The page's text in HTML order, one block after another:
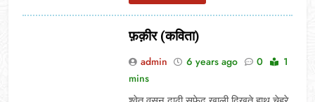
फ़क़ीर (कविता)
admin 6 years ago 0
1
mins